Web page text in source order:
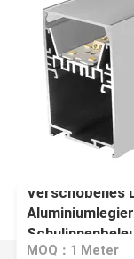
Verschobenes
MOQ：1 Meter